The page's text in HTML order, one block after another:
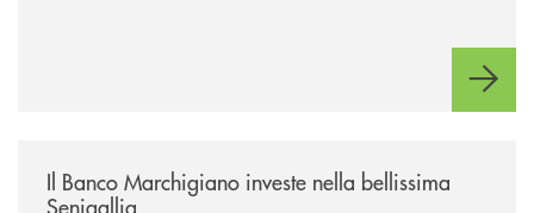
Il Banco Marchigiano investe nella bellissima
Senigallia